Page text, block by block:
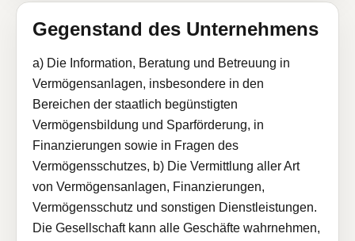
Gegenstand des Unternehmens
a) Die Information, Beratung und Betreuung in
Vermögensanlagen, insbesondere in den
Bereichen der staatlich begünstigten
Vermögensbildung und Sparförderung, in
Finanzierungen sowie in Fragen des
Vermögensschutzes, b) Die Vermittlung aller Art
von Vermögensanlagen, Finanzierungen,
Vermögensschutz und sonstigen Dienstleistungen.
Die Gesellschaft kann alle Geschäfte wahrnehmen,